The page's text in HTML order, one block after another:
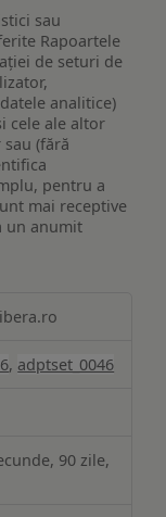
sau
Rapoartele
de seturi de
analitice)
cele ale altor
(fără
pentru a
mai receptive
un anumit
, adptset_0046
90 zile,